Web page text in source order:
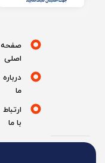
صفحه
درباره
ارتباط